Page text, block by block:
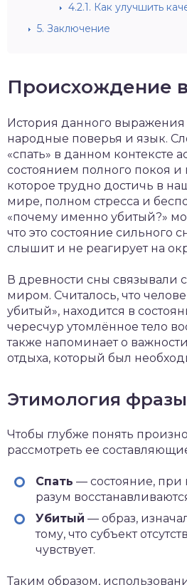
4.2.1. Как улучшить
5. Заключение
Происхождение
История данного
народные поверья и язык.
«спать» в данном контексте
состоянием полного покоя
которое трудно достичь в
мире, полном стресса и
«почему именно убитый?»
что это состояние сильного
слышит и не реагирует на
В древности сны связывали
миром. Считалось, что
убитый», находится в
чересчур утомлённое тело
также напоминает о
отдыха, который был
Этимология фразы
Чтобы глубже понять
рассмотреть ее
Спать — состояние, при
разум
Убитый — образ,
тому, что субъект
чувствует.
Таким образом,